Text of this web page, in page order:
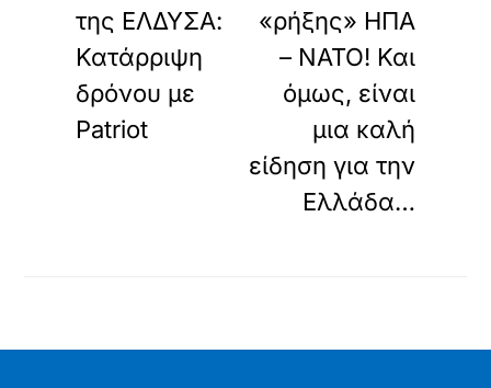
της ΕΛΔΥΣΑ:
Κατάρριψη
δρόνου με
Patriot
«ρήξης» ΗΠΑ
– ΝΑΤΟ! Και
όμως, είναι
μια καλή
είδηση για την
Ελλάδα…